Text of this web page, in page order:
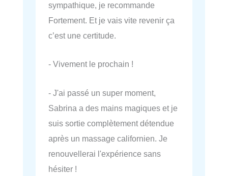
sympathique, je recommande
Fortement. Et je vais vite revenir ça
c’est une certitude.
- Vivement le prochain !
- J'ai passé un super moment,
Sabrina a des mains magiques et je
suis sortie complètement détendue
après un massage californien. Je
renouvellerai l'expérience sans
hésiter !